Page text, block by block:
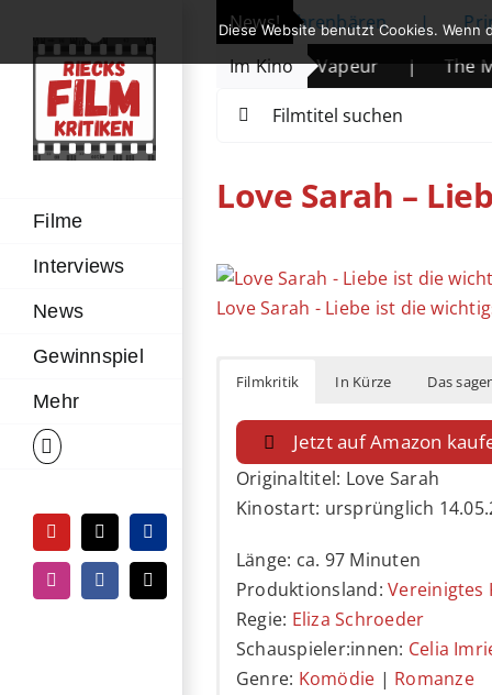
Inhalt
springen
Filme
Interviews
News
Gewinnspiel
Mehr
YouTubeTiktokPayPal
InstagramFacebook
E-
Mail
News!
Michelle Yeoh erhält Ehrenbären | Prime
Im Kino
des Wüstenkindes | Vapeur | The
Love Sarah –
Zeige
grösseres
Love Sarah - Liebe ist die
Filmkritik In Kürze Das
Jetzt auf Amazon
Originaltitel: Love Sarah
Kinostart: ursprünglich
Länge: ca. 97 Minuten
Produktionsland:Vereinigtes
Regie: Eliza Schroeder
Schauspieler:innen: Celia
Genre: Komödie | Romanze
Diese Website benutzt Cookies.